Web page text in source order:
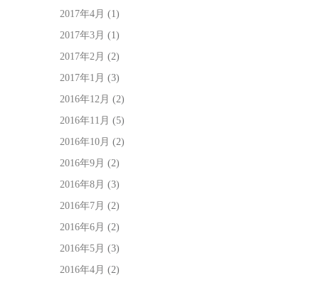
2017年4月 (1)
2017年3月 (1)
2017年2月 (2)
2017年1月 (3)
2016年12月 (2)
2016年11月 (5)
2016年10月 (2)
2016年9月 (2)
2016年8月 (3)
2016年7月 (2)
2016年6月 (2)
2016年5月 (3)
2016年4月 (2)